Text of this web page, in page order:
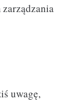
uwagę,